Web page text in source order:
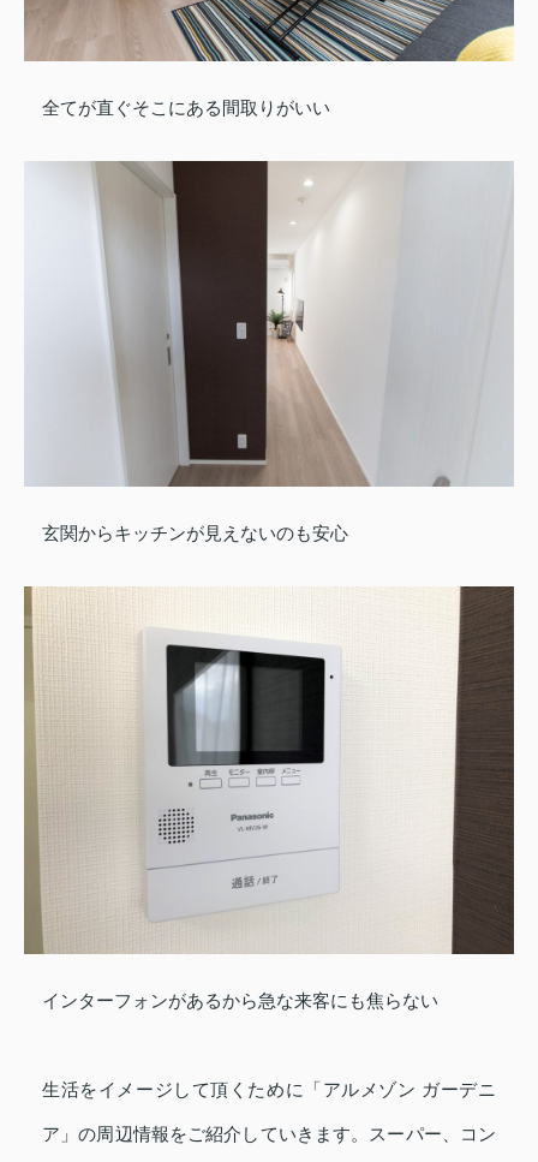
全てが直ぐそこにある間取りがいい
玄関からキッチンが見えないのも安心
インターフォンがあるから急な来客にも焦らない
生活をイメージして頂くために「アルメゾン ガーデニ
ア」の周辺情報をご紹介していきます。スーパー、コン